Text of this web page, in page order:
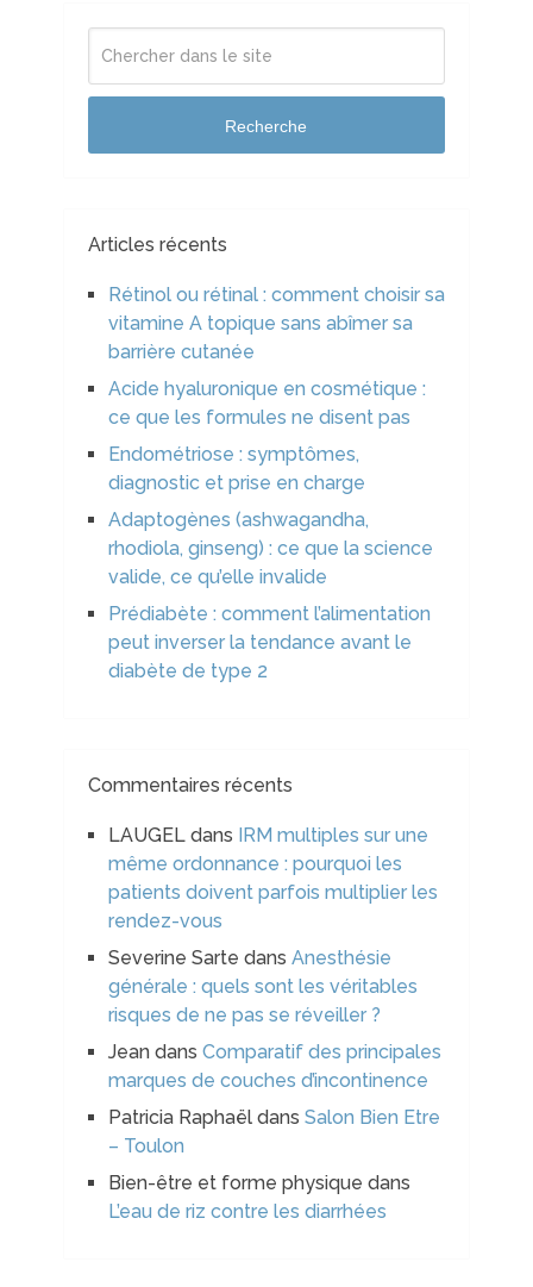
Recherche
Articles récents
Rétinol ou rétinal : comment choisir sa
vitamine A topique sans abîmer sa
barrière cutanée
Acide hyaluronique en cosmétique :
ce que les formules ne disent pas
Endométriose : symptômes,
diagnostic et prise en charge
Adaptogènes (ashwagandha,
rhodiola, ginseng) : ce que la science
valide, ce qu’elle invalide
Prédiabète : comment l’alimentation
peut inverser la tendance avant le
diabète de type 2
Commentaires récents
LAUGELdans
IRM multiples sur une
même ordonnance : pourquoi les
patients doivent parfois multiplier les
rendez-vous
Severine Sarte dans Anesthésie
générale : quels sont les véritables
risques de ne pas se réveiller ?
Jeandans Comparatif des principales
marques de couches d’incontinence
Patricia Raphaëldans Salon Bien Etre
– Toulon
Bien-être et forme physique dans
L’eau de riz contre les diarrhées